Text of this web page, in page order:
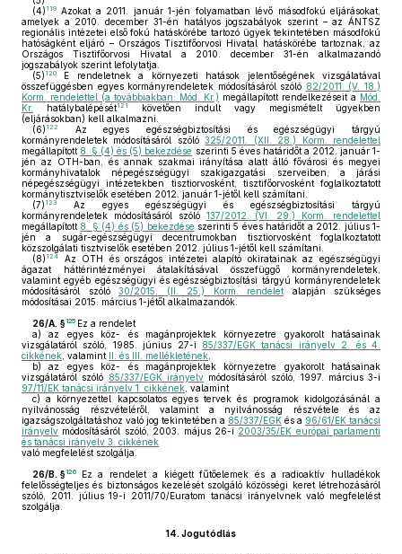
(4) 119 Azokat a 2011. január 1-jén folyamatban lévő másodfokú eljárásokat,
amelyek a 2010. december 31-én hatályos jogszabályok szerint – az ÁNTSZ
regionális intézetei első fokú hatáskörébe tartozó ügyek tekintetében másodfokú
hatóságként eljáró – Országos Tisztifőorvosi Hivatal hatáskörébe tartoznak, az
Országos Tisztifőorvosi Hivatal a 2010. december 31-én alkalmazandó
jogszabályok szerint lefolytatja.
(5) 120
E rendeletnek a környezeti hatások jelentőségének vizsgálatával
összefüggésben egyes kormányrendeletek módosításáról szóló 82/2011. (V. 18.)
Korm. rendelettel (a továbbiakban: Mód. Kr.) megállapított rendelkezéseit a Mód.
Kr.
hatálybalépését121
követően indult vagy megismételt ügyekben
(eljárásokban) kell alkalmazni.
(6) 122
Az egyes egészségbiztosítási és egészségügyi tárgyú
kormányrendeletek módosításáról szóló325/2011. (XII. 28.) Korm. rendelettel
megállapított 8. § (4) és (5) bekezdése szerinti 5 éves határidőt a 2012. január 1-
jén az OTH-ban, és annak szakmai irányítása alatt álló fővárosi és megyei
kormányhivatalok népegészségügyi szakigazgatási szerveiben, a járási
népegészségügyi intézetekben tisztiorvosként, tisztifőorvosként foglalkoztatott
kormánytisztviselők esetében 2012. január 1-jétől kell számítani.
(7) 123
Az egyes egészségügyi és egészségbiztosítási tárgyú
kormányrendeletek módosításáról szóló 137/2012. (VI. 29.) Korm. rendelettel
megállapított 8. § (4) és (5) bekezdése szerinti 5 éves határidőt a 2012. július 1-
jén a sugár-egészségügyi decentrumokban tisztiorvosként foglalkoztatott
közszolgálati tisztviselők esetében 2012. július 1-jétől kell számítani.
(8) 124
Az OTH és országos intézetei alapító okiratainak az egészségügyi
ágazat háttérintézményei átalakításával összefüggő kormányrendeletek,
valamint egyéb egészségügyi és egészségbiztosítási tárgyú kormányrendeletek
módosításáról szóló 30/2015. (II. 25.) Korm. rendelet alapján szükséges
módosításai 2015. március 1-jétől alkalmazandók.
26/A. §125 Ez a rendelet
a) az egyes köz- és magánprojektek környezetre gyakorolt hatásainak
vizsgálatáról szóló, 1985. június 27-i 85/337/EGK tanácsi irányelv 2. és 4.
cikkének , valamint II. és III. mellékletének
b) az egyes köz- és magánprojektek környezetre gyakorolt hatásainak
vizsgálatáról szóló 85/337/EGK irányelvmódosításáról szóló, 1997. március 3-i
97/11/EK tanácsi irányelv 1. cikkének , valamint
c) a környezettel kapcsolatos egyes tervek és programok kidolgozásánál a
nyilvánosság részvételéről, valamint a nyilvánosság részvétele és az
igazságszolgáltatáshoz való jog tekintetében a 85/337/EGK és a 96/61/EK tanácsi
irányelv módosításáról szóló, 2003. május 26-i 2003/35/EK európai parlamenti
és tanácsi irányelv 3. cikkének
való megfelelést szolgálja.
26/B. §126
Ez a rendelet a kiégett fűtőelemek és a radioaktív hulladékok
felelősségteljes és biztonságos kezelését szolgáló közösségi keret létrehozásáról
szóló, 2011. július 19-i 2011/70/Euratom tanácsi irányelvnek való megfelelést
szolgálja.
14. Jogutódlás